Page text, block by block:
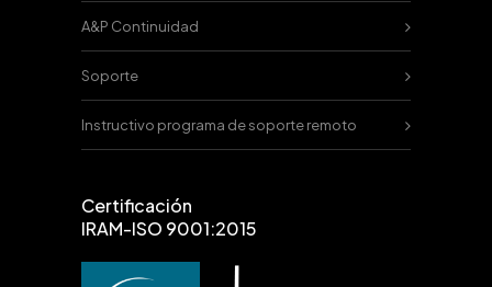
A&P Continuidad
Soporte
Instructivo programa de soporte remoto
Certificación
IRAM-ISO 9001:2015